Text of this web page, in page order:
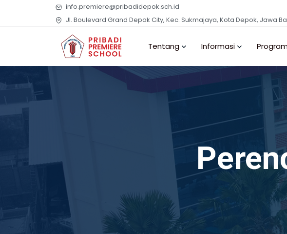
info.premiere@pribadidepok.sch.id
Jl. Boulevard Grand Depok City, Kec. Sukmajaya, Kota Depok, Jawa
Tentang Informasi